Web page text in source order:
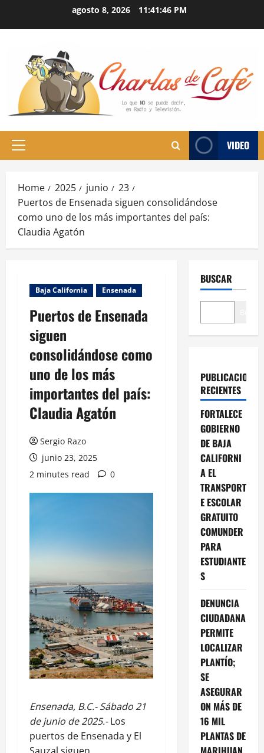
agosto 8, 2026 11:41:47 PM
Primary
VIDEO
Home 2025 junio
23
Puertos de Ensenada siguen consolidándose
como uno de los más importantes del país:
Claudia Agatón
Baja California Ensenada
Puertos de Ensenada
siguen
consolidándose como
uno de los más
importantes del país:
Claudia Agatón
Sergio Razo
junio 23, 2025
2 minutes read
0
Ensenada, B.C.- Sábado 21
de junio de 2025.-Los
puertos de Ensenada y El
BUSCAR
PUBLICACIONES
RECIENTES
FORTALECE
GOBIERNO
DE BAJA
CALIFORNI
A EL
TRANSPORT
E ESCOLAR
GRATUITO
COMUNDER
PARA
ESTUDIANTE
S
DENUNCIA
CIUDADANA
PERMITE
LOCALIZAR
PLANTÍO;
SE
ASEGURAR
ON MÁS DE
16 MIL
PLANTAS DE